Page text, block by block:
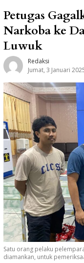
Petugas
Narkoba ke
Luwuk
Redaksi
Jumat, 3 Januari
Satu orang pelaku
diamankan, untuk